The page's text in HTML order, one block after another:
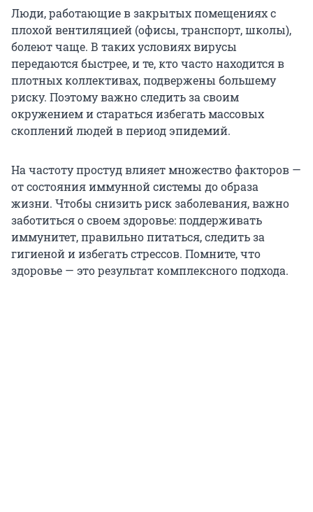
Люди, работающие в закрытых помещениях с
плохой вентиляцией (офисы, транспорт, школы),
болеют чаще. В таких условиях вирусы
передаются быстрее, и те, кто часто находится в
плотных коллективах, подвержены большему
риску. Поэтому важно следить за своим
окружением и стараться избегать массовых
скоплений людей в период эпидемий.
На частоту простуд влияет множество факторов —
от состояния иммунной системы до образа
жизни. Чтобы снизить риск заболевания, важно
заботиться о своем здоровье: поддерживать
иммунитет, правильно питаться, следить за
гигиеной и избегать стрессов. Помните, что
здоровье — это результат комплексного подхода.